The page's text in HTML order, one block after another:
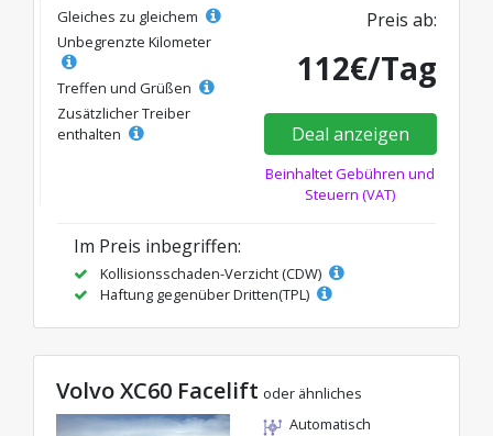
Gleiches zu gleichem
Unbegrenzte Kilometer
Treffen und Grüßen
Zusätzlicher Treiber
enthalten
Preis ab:
112€/Tag
Deal anzeigen
Beinhaltet Gebühren und
Steuern (VAT)
Im Preis inbegriffen:
Kollisionsschaden-Verzicht (CDW)
Haftung gegenüber Dritten(TPL)
Volvo XC60 Facelift oder ähnliches
Automatisch